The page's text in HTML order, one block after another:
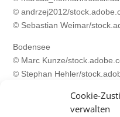
Cookie-
verwalten
© andrzej2012/
© Sebastian Weimar/
Bodensee
© Marc Kunze/
© Stephan Hehler/
© C@rsten/stock.adobe.com